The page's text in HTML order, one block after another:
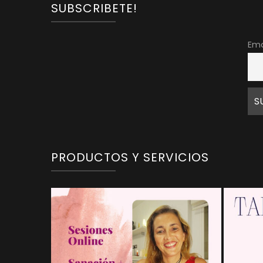
SUBSCRIBETE!
PRODUCTOS Y SERVICIOS